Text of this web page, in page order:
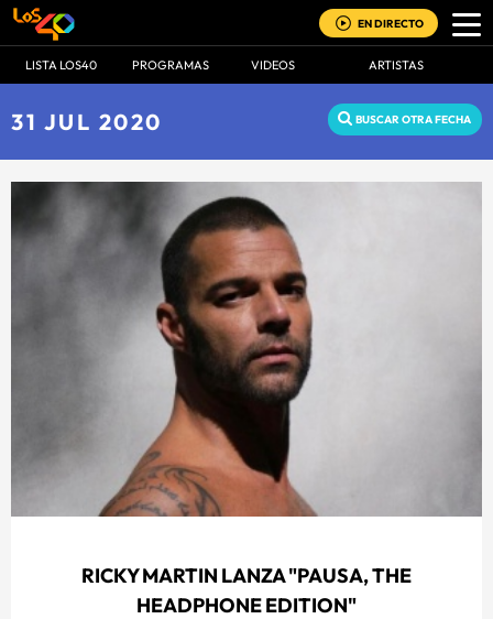
EN DIRECTO
LISTA LOS40 PROGRAMAS VIDEOS ARTISTAS
31 JUL 2020 BUSCAR OTRA FECHA
RICKY MARTIN LANZA "PAUSA, THE
HEADPHONE EDITION"